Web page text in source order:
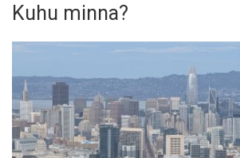
Suur
pealinnadele
on
alanud
Kuhu minna?